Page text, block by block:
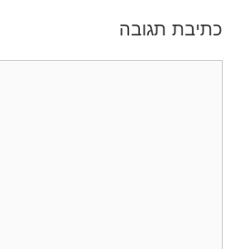
כתיבת תגובה